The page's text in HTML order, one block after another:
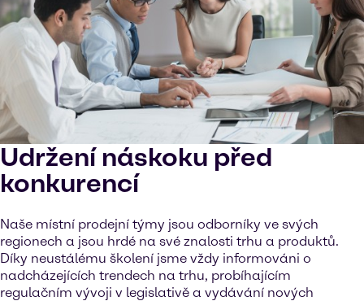
Udržení náskoku před
konkurencí
Naše místní prodejní týmy jsou odborníky ve svých
regionech a jsou hrdé na své znalosti trhu a produktů.
Díky neustálému školení jsme vždy informováni o
nadcházejících trendech na trhu, probíhajícím
regulačním vývoji v legislativě a vydávání nových